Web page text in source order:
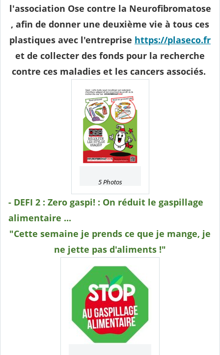
l'association Ose contre la Neurofibromatose
, afin de donner une deuxième vie à tous ces
plastiques avec l'entreprise https://plaseco.fr
et de collecter des fonds pour la recherche
contre ces maladies et les cancers associés.
5 Photos
- DEFI 2 : Zero gaspi! : On réduit le gaspillage
alimentaire ...
"Cette semaine je prends ce que je mange, je
ne jette pas d'aliments !"